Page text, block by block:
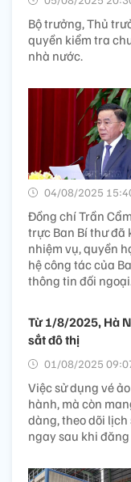
Bộ trưởng, Thủ
quyền kiểm tra
nhà nước.
04/08/2025
Đồng chí Trần
trực Ban Bí thư đã
nhiệm vụ, quyền
hệ công tác của
thông tin đối
Từ 1/8/2025, Hà
sắt đô thị
01/08/2025
Việc sử dụng vé
hành, mà còn
dàng, theo dõi
ngay sau khi